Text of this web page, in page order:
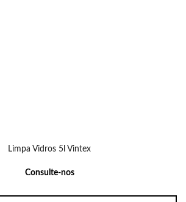
Limpa Vidros 5l Vintex
Consulte-nos